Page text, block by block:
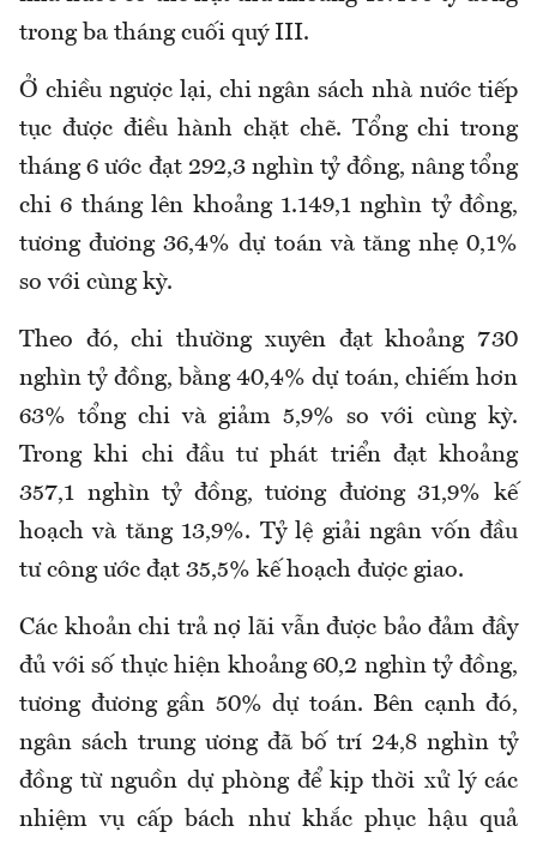
trong ba tháng cuối quý III.
Ở chiều ngược lại, chi ngân sách nhà nước tiếp
tục được điều hành chặt chẽ. Tổng chi trong
tháng 6 ước đạt 292,3 nghìn tỷ đồng, nâng tổng
chi 6 tháng lên khoảng 1.149,1 nghìn tỷ đồng,
tương đương 36,4% dự toán và tăng nhẹ 0,1%
so với cùng kỳ.
Theo đó, chi thường xuyên đạt khoảng 730
nghìn tỷ đồng, bằng 40,4% dự toán, chiếm hơn
63% tổng chi và giảm 5,9% so với cùng kỳ.
Trong khi chi đầu tư phát triển đạt khoảng
357,1 nghìn tỷ đồng, tương đương 31,9% kế
hoạch và tăng 13,9%. Tỷ lệ giải ngân vốn đầu
tư công ước đạt 35,5% kế hoạch được giao.
Các khoản chi trả nợ lãi vẫn được bảo đảm đầy
đủ với số thực hiện khoảng 60,2 nghìn tỷ đồng,
tương đương gần 50% dự toán. Bên cạnh đó,
ngân sách trung ương đã bố trí 24,8 nghìn tỷ
đồng từ nguồn dự phòng để kịp thời xử lý các
nhiệm vụ cấp bách như khắc phục hậu quả